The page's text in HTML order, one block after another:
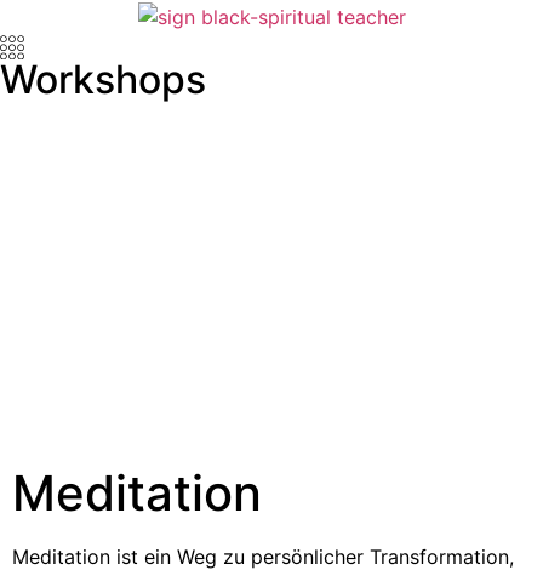
Workshops
Meditation
Meditation ist ein Weg zu persönlicher Transformation,